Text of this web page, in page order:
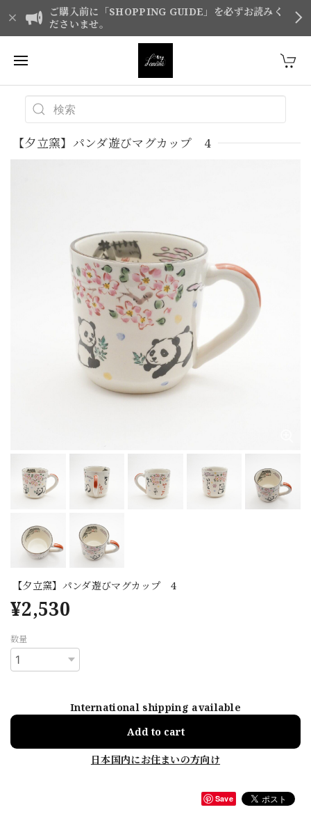
ご購入前に「SHOPPING GUIDE」を必ずお読みく
ださいませ。
【夕立窯】パンダ遊びマグカップ 4
【夕立窯】パンダ遊びマグカップ 4
¥2,530
数量
International shipping available
Add to cart
日本国内にお住まいの方向け
Save